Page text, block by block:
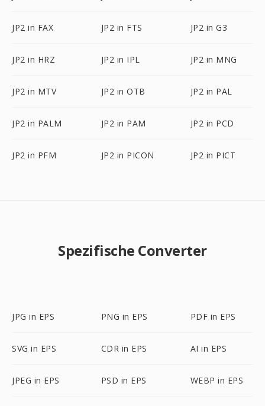
JP2 in FAX JP2 in FTS JP2 in G3
JP2 in HRZ JP2 in IPL JP2 in MNG
JP2 in MTV JP2 in OTB JP2 in PAL
JP2 in PALM JP2 in PAM JP2 in PCD
JP2 in PFM JP2 in PICON JP2 in PICT
Spezifische Converter
JPG in EPS PNG in EPS PDF in EPS
SVG in EPS CDR in EPS AI in EPS
JPEG in EPS PSD in EPS WEBP in EPS